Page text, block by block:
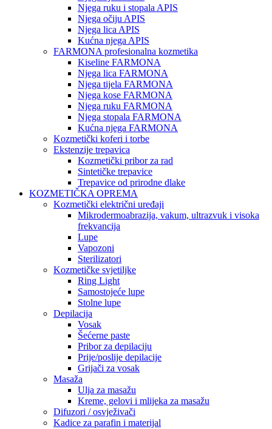
Njega ruku i stopala APIS
Njega očiju APIS
Njega lica APIS
Kućna njega APIS
FARMONA profesionalna kozmetika
Kiseline FARMONA
Njega lica FARMONA
Njega tijela FARMONA
Njega kose FARMONA
Njega ruku FARMONA
Njega stopala FARMONA
Kućna njega FARMONA
Kozmetički koferi i torbe
Ekstenzije trepavica
Kozmetički pribor za rad
Sintetičke trepavice
Trepavice od prirodne dlake
KOZMETIČKA OPREMA
Kozmetički električni uređaji
Mikrodermoabrazija, vakum, ultrazvuk i visoka
frekvancija
Lupe
Vapozoni
Sterilizatori
Kozmetičke svjetiljke
Ring Light
Samostojeće lupe
Stolne lupe
Depilacija
Vosak
Šećerne paste
Pribor za depilaciju
Prije/poslije depilacije
Grijači za vosak
Masaža
Ulja za masažu
Kreme, gelovi i mlijeka za masažu
Difuzori / osvježivači
Kadice za parafin i materijal